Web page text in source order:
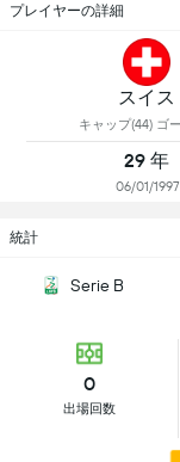
プレイヤーの詳細
スイス
キャップ(44) ゴ
29 年
06/01/1997
統計
Serie B
0
出場回数